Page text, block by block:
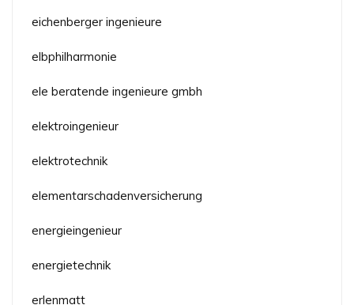
eichenberger ingenieure
elbphilharmonie
ele beratende ingenieure gmbh
elektroingenieur
elektrotechnik
elementarschadenversicherung
energieingenieur
energietechnik
erlenmatt